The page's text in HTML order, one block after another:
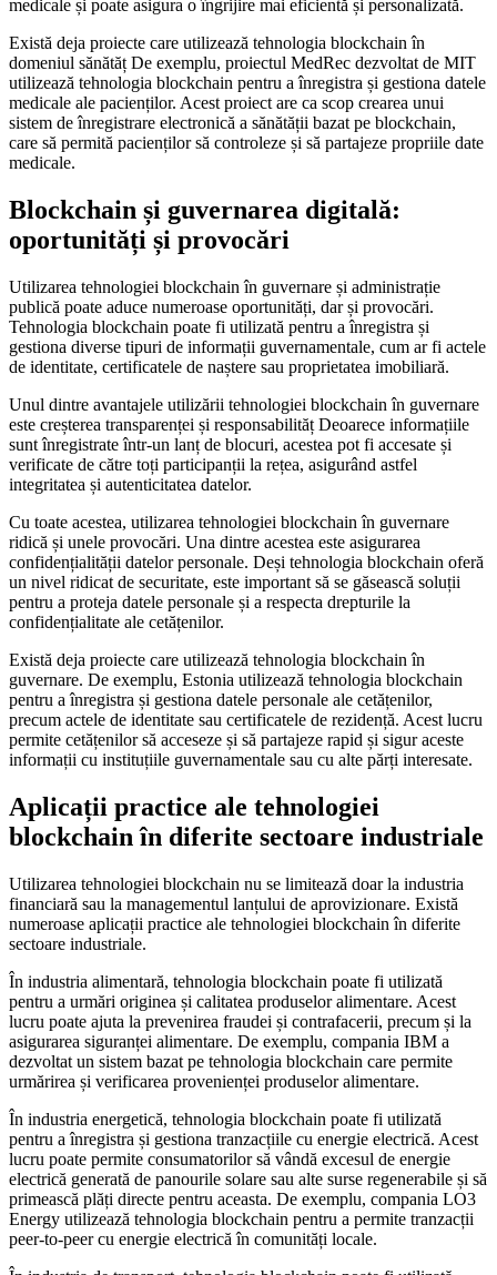
medicale și poate asigura o îngrijire mai eficientă și personalizată.
Există deja proiecte care utilizează tehnologia blockchain în
domeniul sănătăț De exemplu, proiectul MedRec dezvoltat de MIT
utilizează tehnologia blockchain pentru a înregistra și gestiona datele
medicale ale pacienților. Acest proiect are ca scop crearea unui
sistem de înregistrare electronică a sănătății bazat pe blockchain,
care să permită pacienților să controleze și să partajeze propriile date
medicale.
Blockchain și guvernarea digitală:
oportunități și provocări
Utilizarea tehnologiei blockchain în guvernare și administrație
publică poate aduce numeroase oportunități, dar și provocări.
Tehnologia blockchain poate fi utilizată pentru a înregistra și
gestiona diverse tipuri de informații guvernamentale, cum ar fi actele
de identitate, certificatele de naștere sau proprietatea imobiliară.
Unul dintre avantajele utilizării tehnologiei blockchain în guvernare
este creșterea transparenței și responsabilităț Deoarece informațiile
sunt înregistrate într-un lanț de blocuri, acestea pot fi accesate și
verificate de către toți participanții la rețea, asigurând astfel
integritatea și autenticitatea datelor.
Cu toate acestea, utilizarea tehnologiei blockchain în guvernare
ridică și unele provocări. Una dintre acestea este asigurarea
confidențialității datelor personale. Deși tehnologia blockchain oferă
un nivel ridicat de securitate, este important să se găsească soluții
pentru a proteja datele personale și a respecta drepturile la
confidențialitate ale cetățenilor.
Există deja proiecte care utilizează tehnologia blockchain în
guvernare. De exemplu, Estonia utilizează tehnologia blockchain
pentru a înregistra și gestiona datele personale ale cetățenilor,
precum actele de identitate sau certificatele de rezidență. Acest lucru
permite cetățenilor să acceseze și să partajeze rapid și sigur aceste
informații cu instituțiile guvernamentale sau cu alte părți interesate.
Aplicații practice ale tehnologiei
blockchain în diferite sectoare industriale
Utilizarea tehnologiei blockchain nu se limitează doar la industria
financiară sau la managementul lanțului de aprovizionare. Există
numeroase aplicații practice ale tehnologiei blockchain în diferite
sectoare industriale.
În industria alimentară, tehnologia blockchain poate fi utilizată
pentru a urmări originea și calitatea produselor alimentare. Acest
lucru poate ajuta la prevenirea fraudei și contrafacerii, precum și la
asigurarea siguranței alimentare. De exemplu, compania IBM a
dezvoltat un sistem bazat pe tehnologia blockchain care permite
urmărirea și verificarea provenienței produselor alimentare.
În industria energetică, tehnologia blockchain poate fi utilizată
pentru a înregistra și gestiona tranzacțiile cu energie electrică. Acest
lucru poate permite consumatorilor să vândă excesul de energie
electrică generată de panourile solare sau alte surse regenerabile și să
primească plăți directe pentru aceasta. De exemplu, compania LO3
Energy utilizează tehnologia blockchain pentru a permite tranzacții
peer-to-peer cu energie electrică în comunități locale.